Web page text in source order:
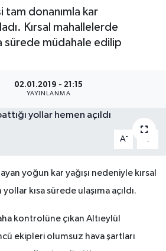
tam donanımla kar
Kırsal mahallelerde
sürede müdahale edilip
02.01.2019 - 21:15
YAYINLANMA
A- A
yoğun kar yağışı nedeniyle kırsal
kısa sürede ulaşıma açıldı.
kontrolüne çıkan Altıeylül
ekipleri olumsuz hava şartları